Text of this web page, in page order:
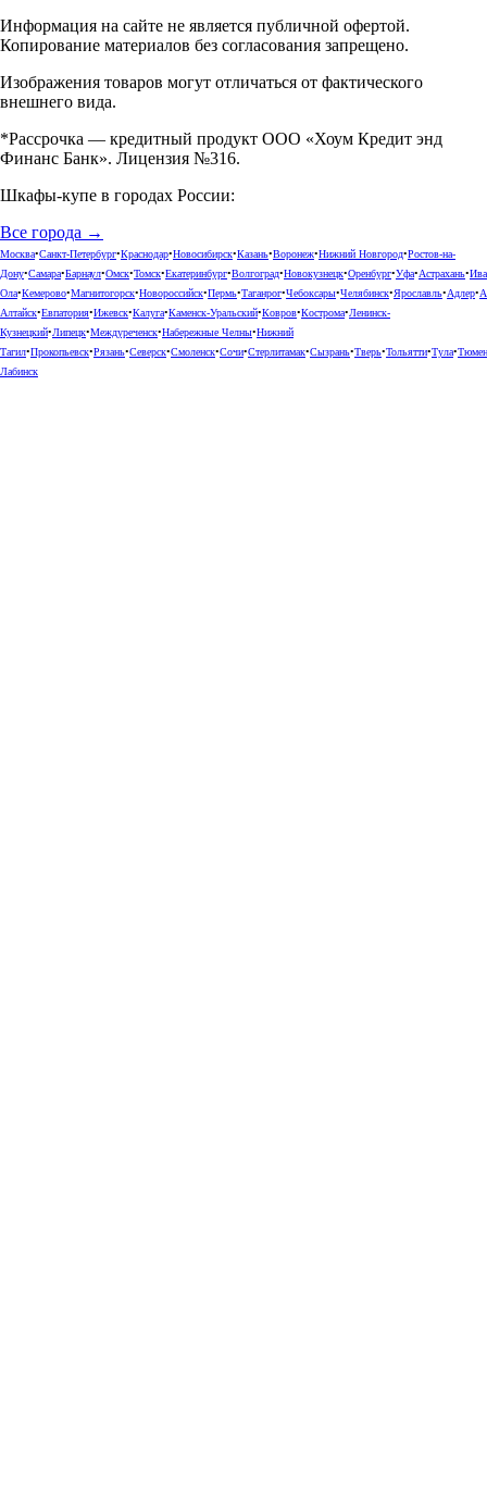
Информация на сайте не является публичной офертой.
Копирование материалов без согласования запрещено.
Изображения товаров могут отличаться от фактического
внешнего вида.
*Рассрочка — кредитный продукт ООО «Хоум Кредит энд
Финанс Банк». Лицензия №316.
Шкафы-купе в городах России:
Все города →
Москва•Санкт-Петербург•Краснодар•Новосибирск•Казань•Воронеж•Нижний Новгород•Ростов-на-
Дону•Самара•Барнаул•Омск•Томск•Екатеринбург•Волгоград•Новокузнецк•Оренбург•Уфа•Астрахань•
Ола•Кемерово•Магнитогорск•Новороссийск•Пермь•Таганрог•Чебоксары•Челябинск•Ярославль•Адлер•
Алтайск•Евпатория•Ижевск•Калуга•Каменск-Уральский•Ковров•Кострома•Ленинск-
Кузнецкий•Липецк•Междуреченск•Набережные Челны•Нижний
Тагил•Прокопьевск•Рязань•Северск•Смоленск•Сочи•Стерлитамак•Сызрань•Тверь•Тольятти•Тула•
Лабинск